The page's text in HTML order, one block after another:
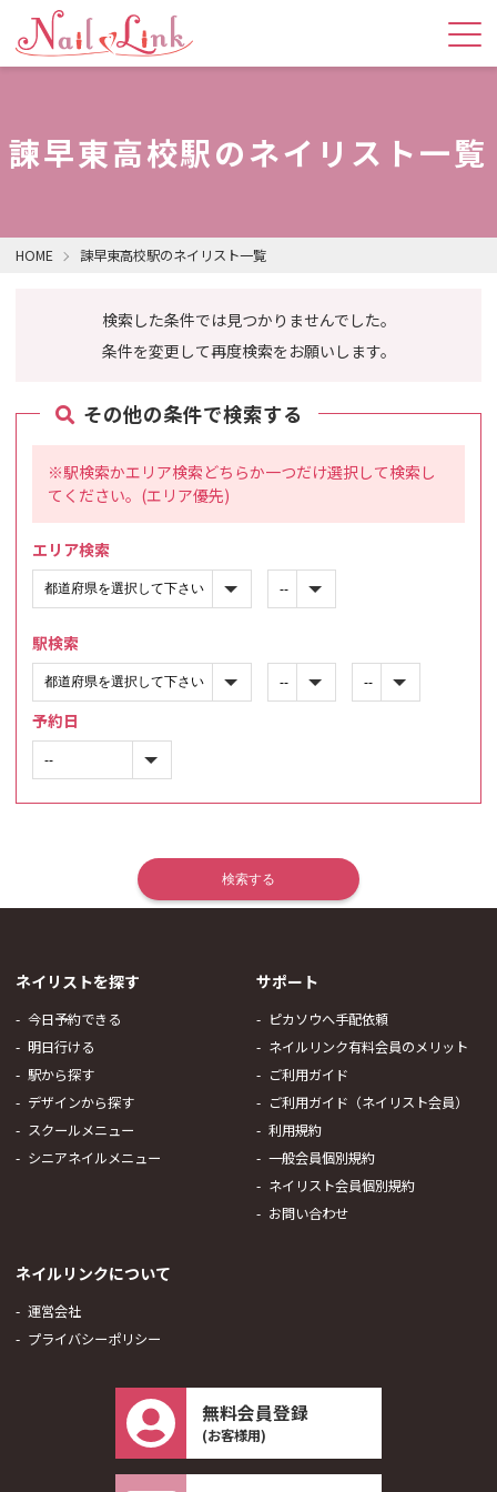
諫早東高校駅のネイリスト一覧
HOME 諫早東高校駅のネイリスト一覧
検索した条件では見つかりませんでした。
条件を変更して再度検索をお願いします。
その他の条件で検索する
※駅検索かエリア検索どちらか一つだけ選択して検索し
てください。(エリア優先)
エリア検索
駅検索
予約日
ネイリストを探す
今日予約できる
明日行ける
駅から探す
デザインから探す
スクールメニュー
シニアネイルメニュー
サポート
ピカソウへ手配依頼
ネイルリンク有料会員のメリット
ご利用ガイド
ご利用ガイド（ネイリスト会員）
利用規約
一般会員個別規約
ネイリスト会員個別規約
お問い合わせ
ネイルリンクについて
運営会社
プライバシーポリシー
無料会員登録
(お客様用)